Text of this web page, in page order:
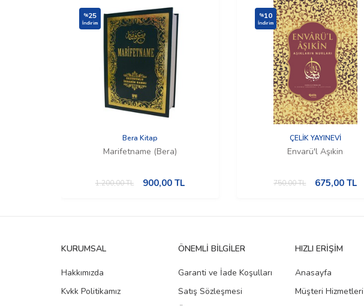
%25
İndirim
Bera Kitap
Marifetname (Bera)
1.200,00TL 900,00TL
%10
İndirim
ÇELİK YAYINEVİ
Envarü'l Aşıkin
750,00TL 675,00 TL
KURUMSAL
Hakkımızda
Kvkk Politikamız
ÖNEMLI BILGILER
Garanti ve İade Koşulları
Satış Sözleşmesi
HIZLI ERIŞIM
Anasayfa
Müşteri Hizmetleri